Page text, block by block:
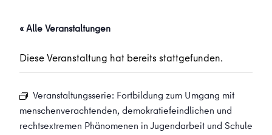
« Alle Veranstaltungen
Diese Veranstaltung hat bereits stattgefunden.
Veranstaltungsserie: Fortbildung zum Umgang mit
menschenverachtenden, demokratiefeindlichen und
rechtsextremen Phänomenen in Jugendarbeit und Schule